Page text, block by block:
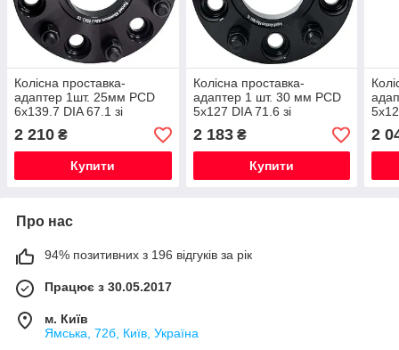
Колісна проставка-
адаптер 1шт. 25мм PCD
6х139.7 DIA 67.1 зі
шпильками 12x1.5 для
Mitsubishi L200, Pajero
2 210 ₴
Купити
Колісна проставка-
адаптер 1 шт. 30 мм PCD
5x127 DIA 71.6 зі
шпильками 14x1.5 для
Jeep, Dodge (Кована)
2 183₴
Купити
2
Про нас
94% позитивних з 196 відгуків за рік
Працює з 30.05.2017
м. Київ
Ямська, 72б, Київ, Україна